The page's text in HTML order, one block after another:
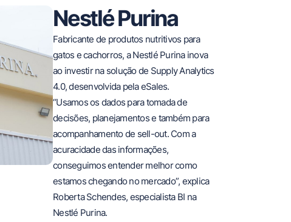
Nestlé Purina
Fabricante de produtos nutritivos para
gatos e cachorros, a Nestlé Purina inova
ao investir na solução de Supply Analytics
4.0, desenvolvida pela eSales.
“Usamos os dados para tomada de
decisões, planejamentos e também para
acompanhamento de sell-out. Com a
acuracidade das informações,
conseguimos entender melhor como
estamos chegando no mercado”, explica
Roberta Schendes, especialista BI na
Nestlé Purina.